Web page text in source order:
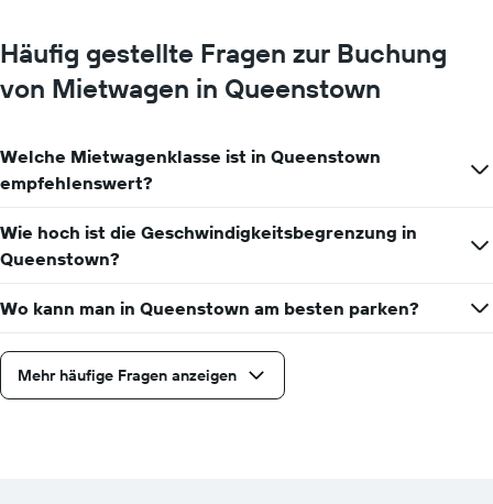
Häufig gestellte Fragen zur Buchung
von Mietwagen in Queenstown
Welche Mietwagenklasse ist in Queenstown
empfehlenswert?
Wie hoch ist die Geschwindigkeitsbegrenzung in
Queenstown?
Wo kann man in Queenstown am besten parken?
Mehr häufige Fragen anzeigen